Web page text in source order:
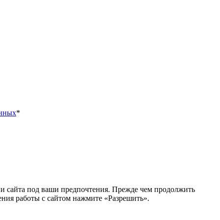
*
сайта под ваши предпочтения. Прежде чем продолжить
работы с сайтом нажмите «Разрешить».